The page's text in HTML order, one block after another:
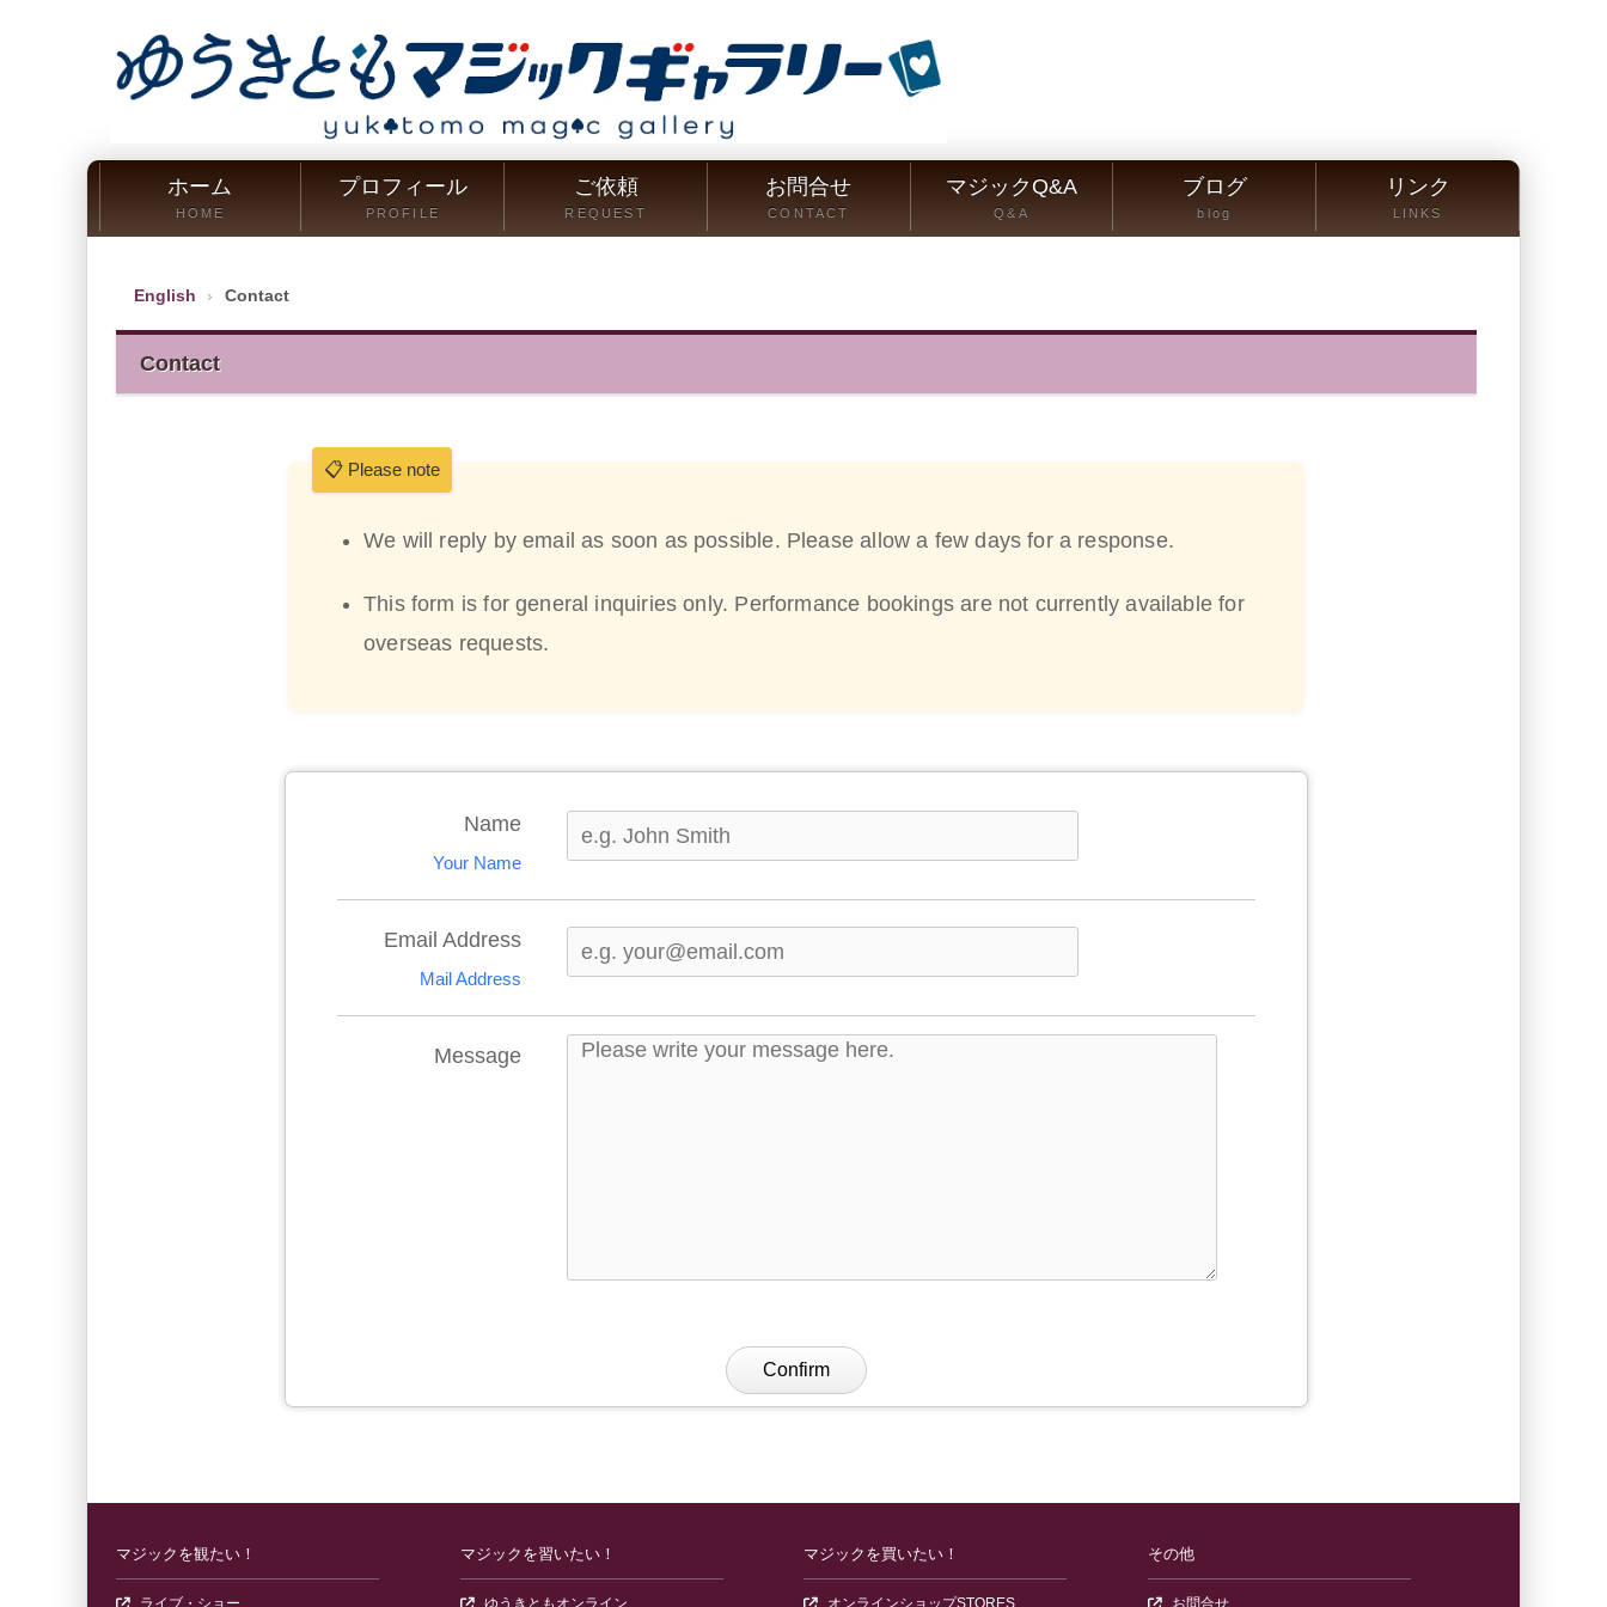
ホーム
HOME
プロフィール
PROFILE
ご依頼
REQUEST
お問合せ
CONTACT
マジックQ&A
Q&A
ブログ
blog
リンク
LINKS
English Contact
Contact
We will reply by email as soon as possible. Please allow a few days for a response.
This form is for general inquiries only. Performance bookings are not currently available for
overseas requests.
Name
Your Name
Email Address
Mail Address
Message
Confirm
Review your message before sending
マジックを観たい！
（ゆうきともが出演するマジックショーの情報ページ）
マジックを習いたい！
（オンラインで学べるマジック講座。LIVE配信・録画講座・掲示板交流あり）
マジックを買いたい！
（マジック教材や動画を販売している公式オンラインショップ）
その他
（一般のお問合せフォーム）